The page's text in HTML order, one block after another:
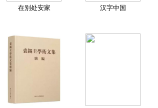
在别处安家 汉字中国